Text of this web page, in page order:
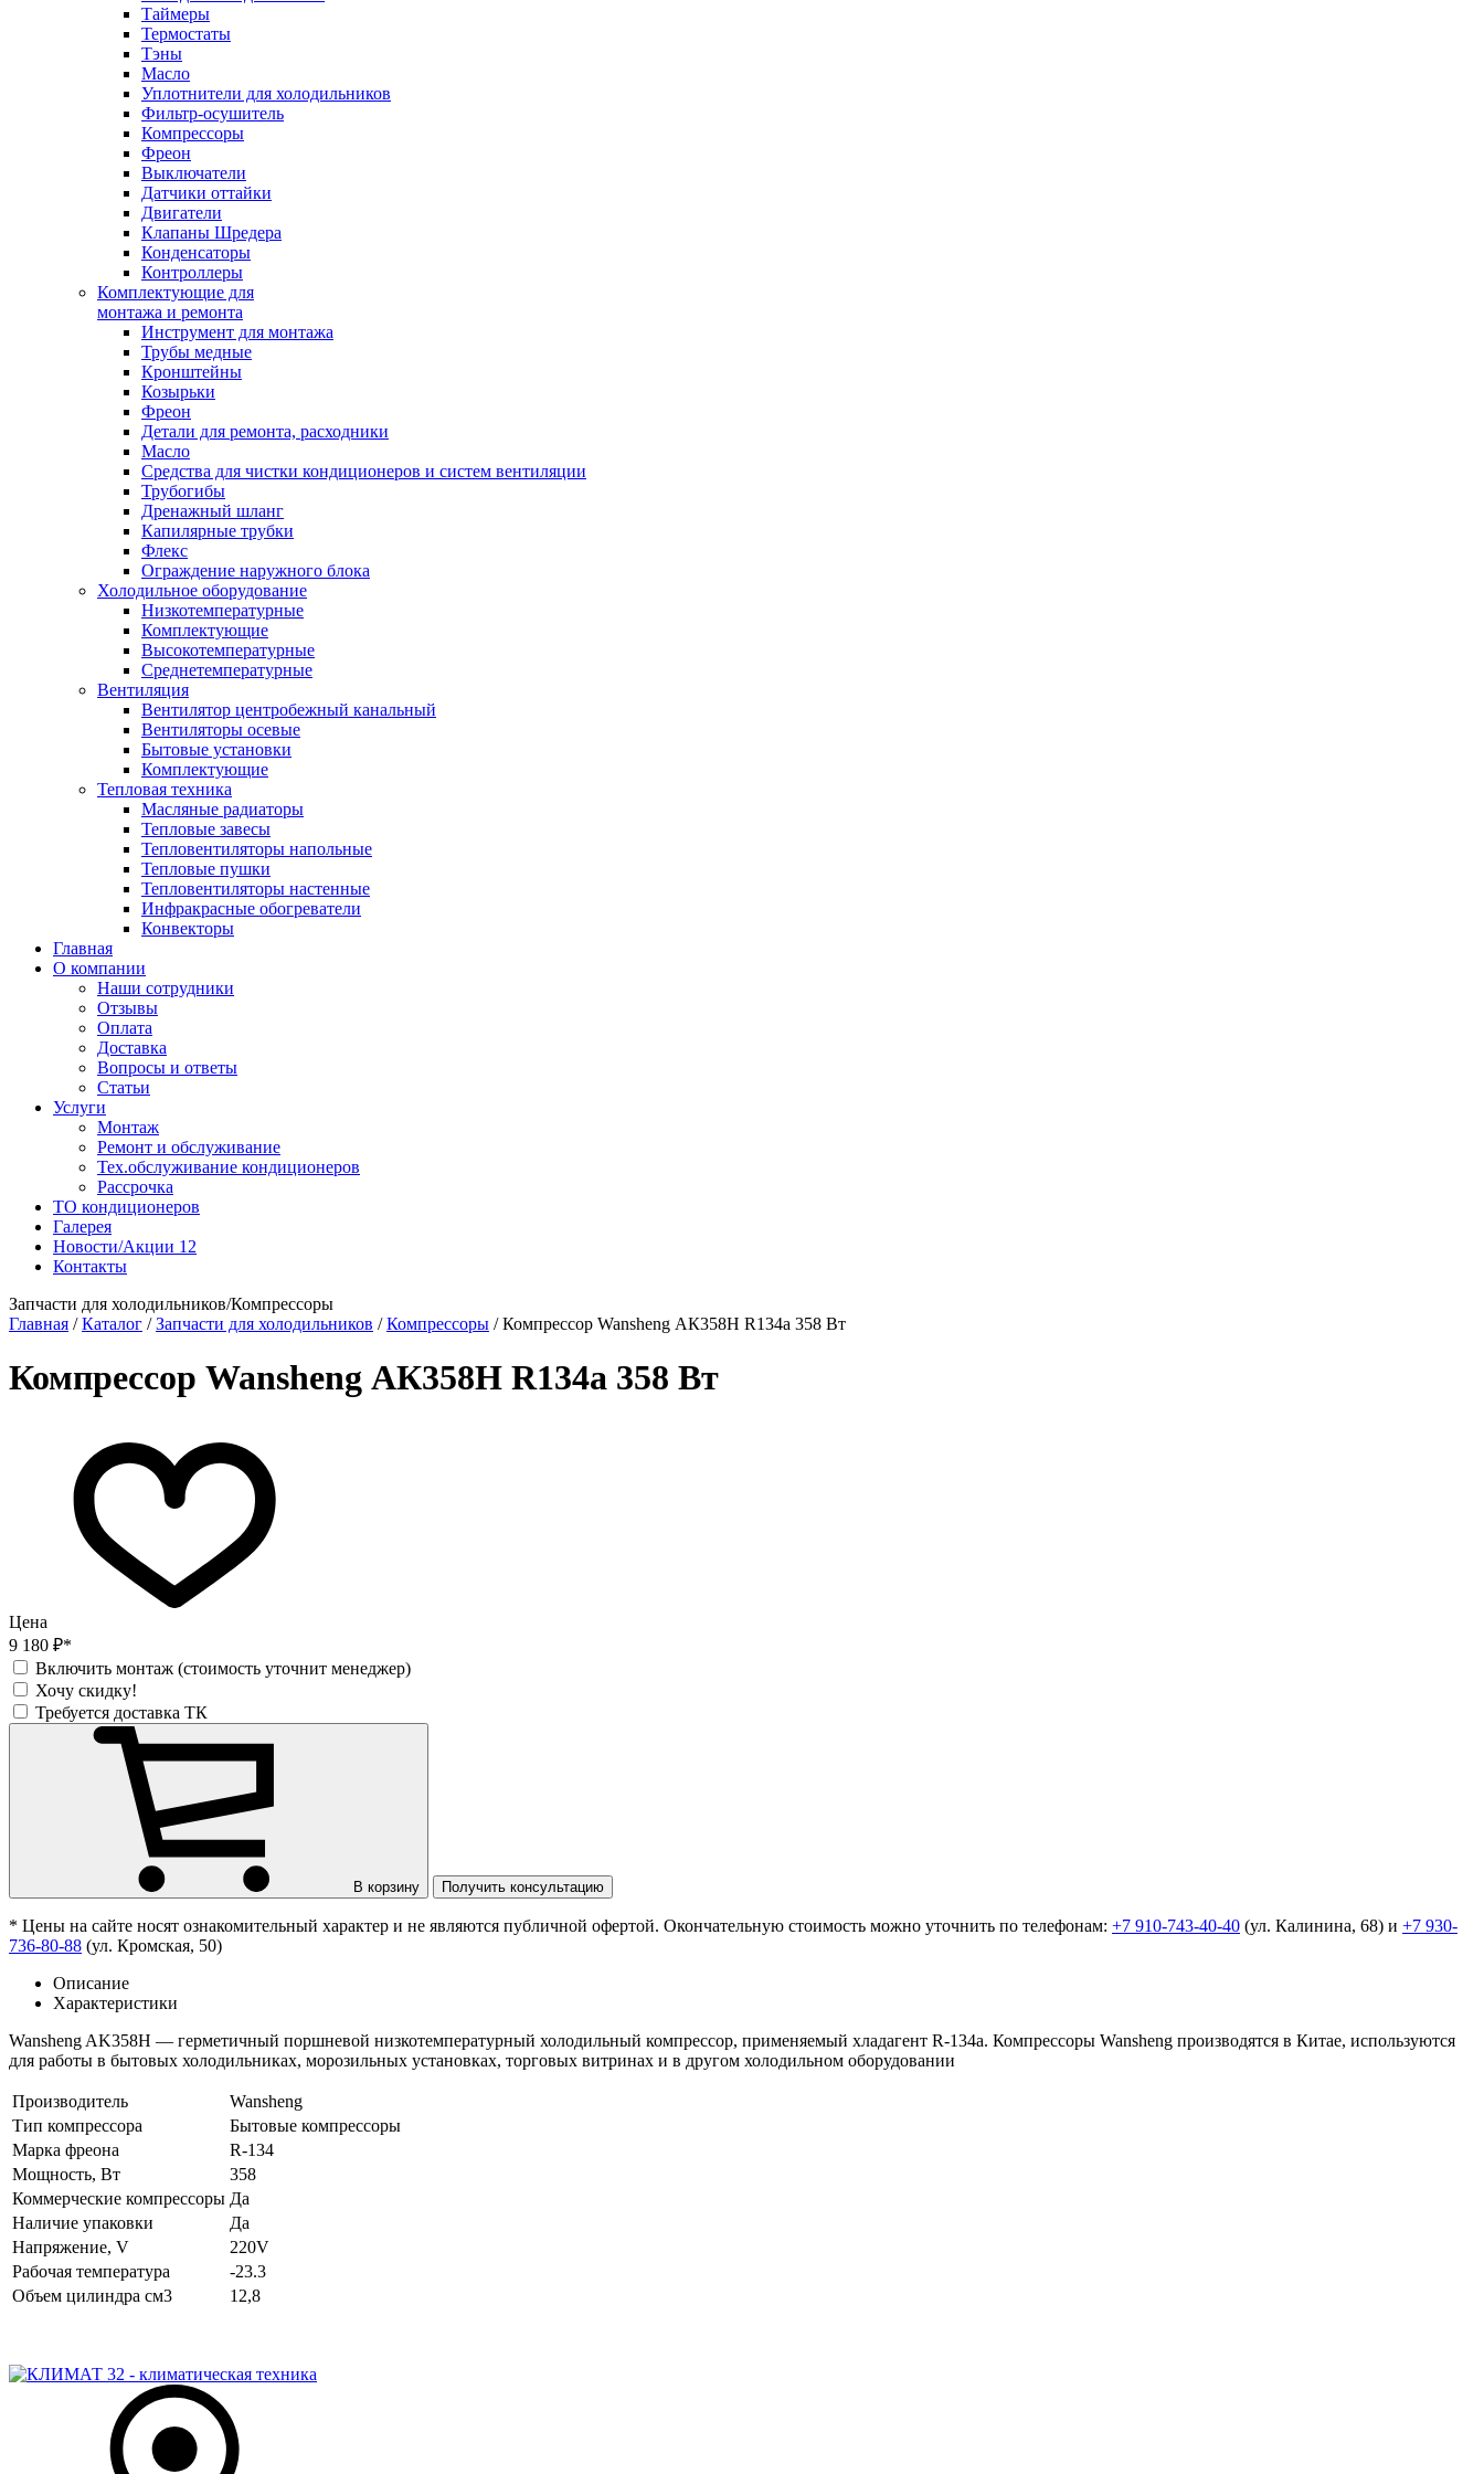
Таймеры
Термостаты
Тэны
Масло
Уплотнители для холодильников
Фильтр-осушитель
Компрессоры
Фреон
Выключатели
Датчики оттайки
Двигатели
Клапаны Шредера
Конденсаторы
Контроллеры
Комплектующие для
монтажа и ремонта
Инструмент для монтажа
Трубы медные
Кронштейны
Козырьки
Фреон
Детали для ремонта, расходники
Масло
Средства для чистки кондиционеров и систем вентиляции
Трубогибы
Дренажный шланг
Капилярные трубки
Флекс
Ограждение наружного блока
Холодильное оборудование
Низкотемпературные
Комплектующие
Высокотемпературные
Среднетемпературные
Вентиляция
Вентилятор центробежный канальный
Вентиляторы осевые
Бытовые установки
Комплектующие
Тепловая техника
Масляные радиаторы
Тепловые завесы
Тепловентиляторы напольные
Тепловые пушки
Тепловентиляторы настенные
Инфракрасные обогреватели
Конвекторы
Главная
О компании
Наши сотрудники
Отзывы
Оплата
Доставка
Вопросы и ответы
Статьи
Услуги
Монтаж
Ремонт и обслуживание
Тех.обслуживание кондиционеров
Рассрочка
ТО кондиционеров
Галерея
Новости/Акции 12
Контакты
Запчасти для холодильников/Компрессоры
Главная /Каталог /Запчасти для холодильников /Компрессоры /Компрессор Wansheng АК358Н R134a 358 Вт
Компрессор Wansheng АК358Н R134a 358 Вт
Цена
9 180 ₽*
Включить монтаж (стоимость уточнит менеджер)
Хочу скидку!
Требуется доставка ТК
В корзину Получить консультацию
* Цены на сайте носят ознакомительный характер и не являются публичной офертой. Окончательную стоимость можно уточнить по телефонам: +7 910-743-40-40 (ул. Калинина, 68) и +7 930-
736-80-88 (ул. Кромская, 50)
Описание
Характеристики
Wansheng AK358H — герметичный поршневой низкотемпературный холодильный компрессор, применяемый хладагент R-134a. Компрессоры Wansheng производятся в Китае, используются
для работы в бытовых холодильниках, морозильных установках, торговых витринах и в другом холодильном оборудовании
Производитель
Wansheng
Тип компрессора
Бытовые компрессоры
Марка фреона
R-134
Мощность, Вт
358
Коммерческие компрессоры Да
Наличие упаковки
Да
Напряжение, V
220V
Рабочая температура
-23.3
Объем цилиндра см3
12,8